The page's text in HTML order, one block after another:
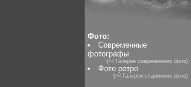
Фото:
Современные
фотографы
(<< Галерея современного фото)
Фото ретро
(<< Галереи старинного фото)